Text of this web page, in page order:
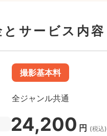
とサービス内容
撮影基本料
全ジャンル共通
24,200 円 (税込)